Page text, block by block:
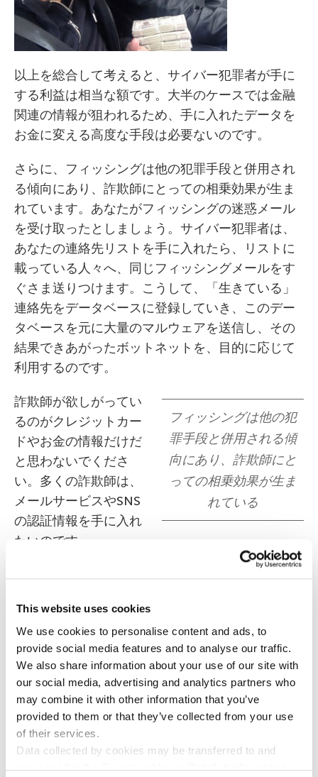
This website uses cookies
We use cookies to personalise content and ads, to
provide social media features and to analyse our traffic.
We also share information about your use of our site with
our social media, advertising and analytics partners who
may combine it with other information that you’ve
provided to them or that they’ve collected from your use
of their services.
Data collected by cookies may be transferred to and
processed in the European Union. Detailed information
以上を総合して考えると、サイバー犯罪者が手に
する利益は相当な額です。大半のケースでは金融
関連の情報が狙われるため、手に入れたデータを
お金に変える高度な手段は必要ないのです。
さらに、フィッシングは他の犯罪手段と併用され
る傾向にあり、詐欺師にとっての相乗効果が生ま
れています。あなたがフィッシングの迷惑メール
を受け取ったとしましょう。サイバー犯罪者は、
あなたの連絡先リストを手に入れたら、リストに
載っている人々へ、同じフィッシングメールをす
ぐさま送りつけます。こうして、「生きている」
連絡先をデータベースに登録していき、このデー
タベースを元に大量のマルウェアを送信し、その
結果できあがったボットネットを、目的に応じて
利用するのです。
フィッシングは他の犯
罪手段と併用される傾
向にあり、詐欺師にと
っての相乗効果が生ま
れている
詐欺師が欲しがってい
るのがクレジットカー
ドやお金の情報だけだ
と思わないでくださ
い。多くの詐欺師は、
メールサービスやSNS
の認証情報を手に入れ
たいのです。
ないために
では、どのように身を守ればいいのでしょうか？
まずは常識を働かせることです。